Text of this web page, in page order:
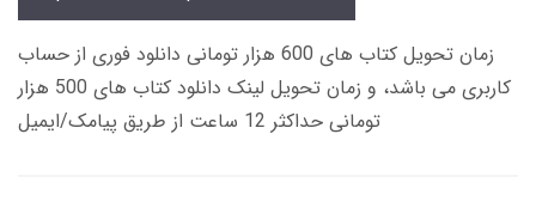
زمان تحویل کتاب های 600 هزار تومانی دانلود فوری از حساب
کاربری می باشد، و زمان تحویل لینک دانلود کتاب های 500 هزار
تومانی حداکثر 12 ساعت از طریق پیامک/ایمیل